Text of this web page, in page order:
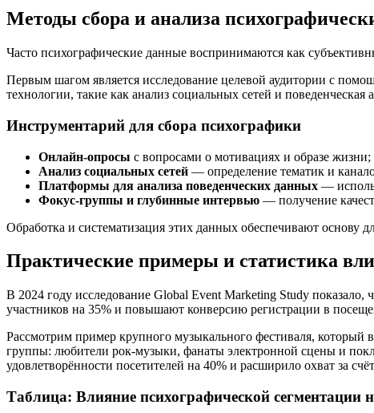
Методы сбора и анализа
Часто психографические данные воспринимаются как
Первым шагом является исследование целевой аудитории с
технологии, такие как анализ социальных сетей и
Инструментарий для сбора психографики
Онлайн-опросы с вопросами о мотивациях и образе жизни;
Анализ социальных сетей — определение тематик и
Платформы для анализа поведенческих данных —
Фокус-группы и глубинные интервью — получение
Обработка и систематизация этих данных обеспечивают основу
Практические примеры и статистика
В 2024 году исследование Global Event Marketing Study
участников на 35% и повышают конверсию регистрации в
Рассмотрим пример крупного музыкального фестиваля,
группы: любители рок-музыки, фанаты электронной сцены и
удовлетворённости посетителей на 40% и расширило охват за
Таблица: Влияние психографической сегментации